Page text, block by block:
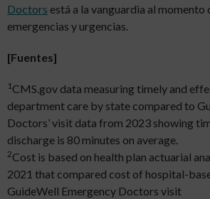
Doctors está a la vanguardia al momento
emergencias y urgencias.
[Fuentes]
1CMS.gov data measuring timely and
department care by state compared to
Doctors’ visit data from 2023 showing
discharge is 80 minutes on average.
2Cost is based on health plan actuarial
2021 that compared cost of hospital-
GuideWell Emergency Doctors visit